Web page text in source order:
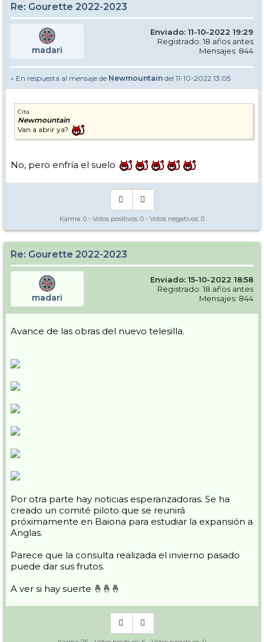
Re: Gourette 2022-2023
madari
Enviado: 11-10-2022 19:29
Registrado: 18 años antes
Mensajes: 844
» En respuesta al mensaje de Newmountain del 11-10-2022 13:05
Cita
Newmountain
Van a abrir ya?
No, pero enfría el suelo
Karma: 0 - Votos positivos: 0 - Votos negativos: 0
Re: Gourette 2022-2023
madari
Enviado: 15-10-2022 18:58
Registrado: 18 años antes
Mensajes: 844
Avance de las obras del nuevo telesilla.
Por otra parte hay noticias esperanzadoras. Se ha
creado un comité piloto que se reunirá
próximamente en Baiona para estudiar la expansión a
Anglas.
Parece que la consulta realizada el invierno pasado
puede dar sus frutos.
A ver si hay suerte 🤞🤞🤞